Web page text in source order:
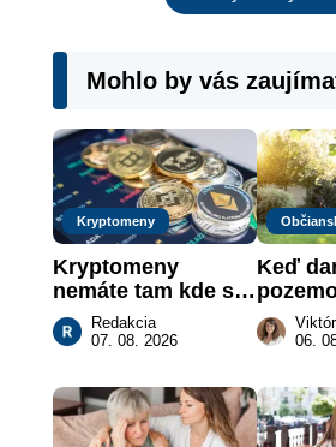
Mohlo by vás
Kryptomeny
Kryptomeny
nemáte tam kde si
myslíte: Viete, kde
sa naozaj
Redakcia
07. 08. 2026
Keď
môže
06.